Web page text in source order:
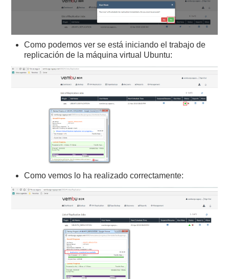
Como podemos ver se está iniciando el trabajo de
replicación de la máquina virtual Ubuntu:
Como vemos lo ha realizado correctamente: